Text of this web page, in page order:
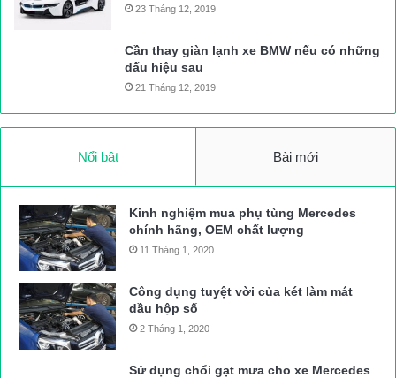
23 Tháng 12, 2019
Cần thay giàn lạnh xe BMW nếu có những
dấu hiệu sau
21 Tháng 12, 2019
Nổi bật Bài mới
Kinh nghiệm mua phụ tùng Mercedes
chính hãng, OEM chất lượng
11 Tháng 1, 2020
Công dụng tuyệt vời của két làm mát
dầu hộp số
2 Tháng 1, 2020
Sử dụng chổi gạt mưa cho xe Mercedes